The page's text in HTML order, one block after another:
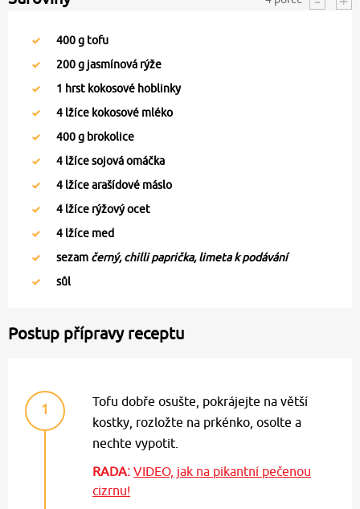
400g tofu
200g jasmínová rýže
1 hrst kokosové hoblinky
4 lžíce kokosové mléko
400g brokolice
4 lžíce sojová omáčka
4 lžíce arašídové máslo
4 lžíce rýžový ocet
4 lžíce med
sezam černý, chilli paprička, limeta k podávání
sůl
Postup přípravy receptu
1
Tofu dobře osušte, pokrájejte na větší
kostky, rozložte na prkénko, osolte a
nechte vypotit.
RADA: VIDEO, jak na pikantní pečenou
cizrnu!